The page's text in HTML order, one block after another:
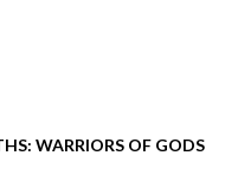
WARRIORS OF GODS